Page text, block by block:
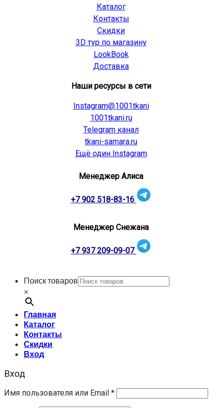
Каталог
Контакты
Скидки
3D тур по магазину
LookBook
Доставка
Наши ресурсы в сети
Instagram@1001tkani
1001tkani.ru
Telegram канал
tkani-samara.ru
Ещё один Instagram
Менеджер Алиса
+7 902 518-83-16
Менеджер Снежана
+7 937 209-09-07
Поиск товаров
×
Главная
Каталог
Контакты
Скидки
Вход
Вход
Имя пользователя или Email *